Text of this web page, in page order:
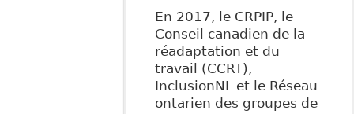
En 2017, le CRPIP, le
Conseil canadien de la
réadaptation et du
travail (CCRT),
InclusionNL et le Réseau
ontarien des groupes de